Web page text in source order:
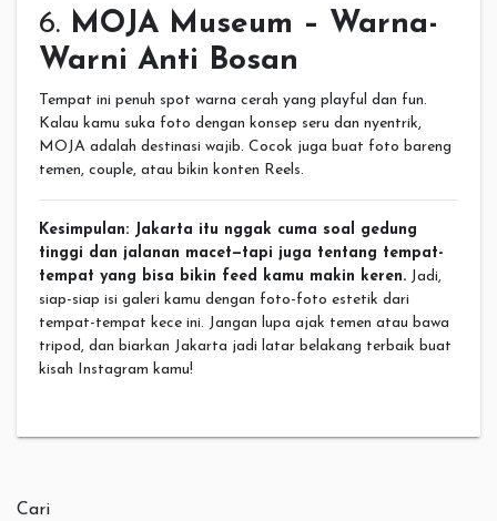
6. MOJA Museum – Warna-
Warni Anti Bosan
Tempat ini penuh spot warna cerah yang playful dan fun.
Kalau kamu suka foto dengan konsep seru dan nyentrik,
MOJA adalah destinasi wajib. Cocok juga buat foto bareng
temen, couple, atau bikin konten Reels.
Kesimpulan: Jakarta itu nggak cuma soal gedung
tinggi dan jalanan macet—tapi juga tentang tempat-
tempat yang bisa bikin feed kamu makin keren. Jadi,
siap-siap isi galeri kamu dengan foto-foto estetik dari
tempat-tempat kece ini. Jangan lupa ajak temen atau bawa
tripod, dan biarkan Jakarta jadi latar belakang terbaik buat
kisah Instagram kamu!
Cari